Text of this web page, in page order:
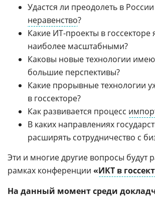
Удастся ли преодолеть в России
неравенство?
Какие ИТ-проекты в госсекторе
наиболее масштабными?
Каковы новые технологии
большие перспективы?
Какие прорывные технологии
в госсекторе?
Как развивается процесс
В каких направлениях
расширять сотрудничество с
Эти и многие другие вопросы будут
рамках конференции «ИКТ в
На данный момент среди